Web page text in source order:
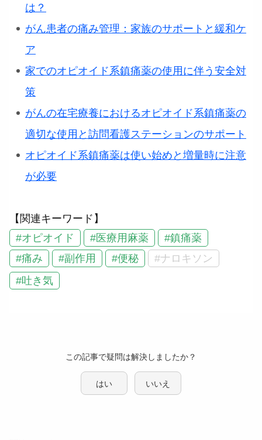
は？
がん患者の痛み管理：家族のサポートと緩和ケ
ア
家でのオピオイド系鎮痛薬の使用に伴う安全対
策
がんの在宅療養におけるオピオイド系鎮痛薬の
適切な使用と訪問看護ステーションのサポート
オピオイド系鎮痛薬は使い始めと増量時に注意
が必要
【関連キーワード】
#オピオイド
#医療用麻薬
#鎮痛薬
#痛み
#ナロキソン
#副作用
#便秘
#吐き気
この記事で疑問は解決しましたか？
はい いいえ